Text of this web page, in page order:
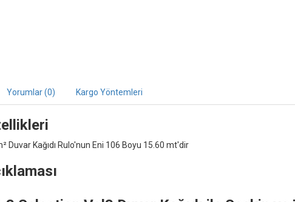
Yorumlar (0) Kargo Yöntemleri
Duvar Kağıdı Rulo'nun Eni 106 Boyu 15.60 mt'dir